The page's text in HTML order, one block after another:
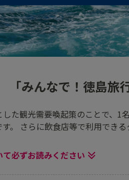
「みんなで！徳島旅
た観光需要喚起策のことで、1
。 さらに飲食店等で利用でき
必ずお読みください